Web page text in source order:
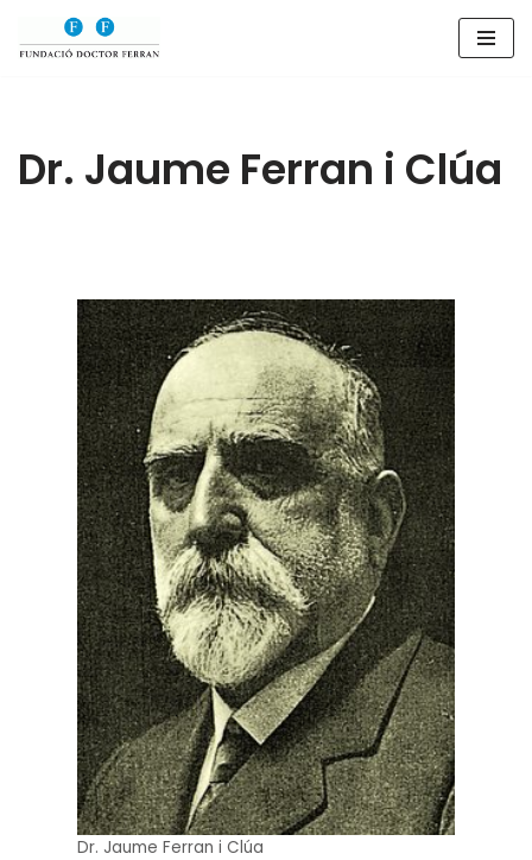
Saltar
Dr. Jaume Ferran i Clúa
Dr. Jaume Ferran i Clúa